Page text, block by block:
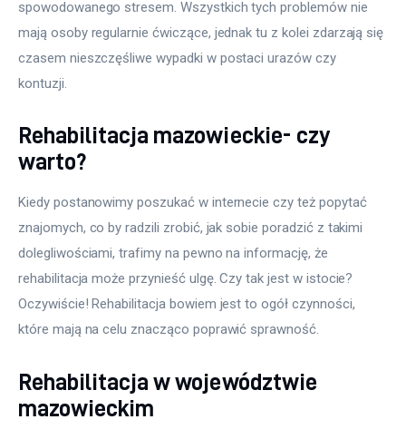
spowodowanego stresem. Wszystkich tych problemów nie
mają osoby regularnie ćwiczące, jednak tu z kolei zdarzają się
czasem nieszczęśliwe wypadki w postaci urazów czy
kontuzji.
Rehabilitacja mazowieckie- czy
warto?
Kiedy postanowimy poszukać w internecie czy też popytać
znajomych, co by radzili zrobić, jak sobie poradzić z takimi
dolegliwościami, trafimy na pewno na informację, że
rehabilitacja może przynieść ulgę. Czy tak jest w istocie?
Oczywiście! Rehabilitacja bowiem jest to ogół czynności,
które mają na celu znacząco poprawić sprawność.
Rehabilitacja w województwie
mazowieckim